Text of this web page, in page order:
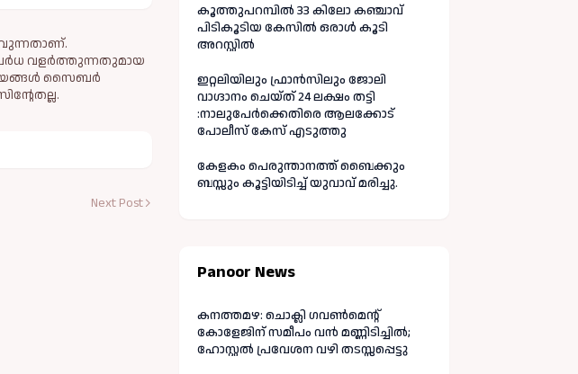
വളര്‍ത്തുന്നതുമായ
സൈബര്‍
Next Post
കൂത്തുപറമ്പിൽ 33 കിലോ കഞ്ചാവ്
പിടികൂടിയ കേസിൽ ഒരാൾ കൂടി
അറസ്റ്റിൽ
ഇറ്റലിയിലും ഫ്രാൻസിലും ജോലി
വാഗ്ദാനം ചെയ്ത് 24 ലക്ഷം തട്ടി
:നാലുപേർക്കെതിരെ ആലക്കോട്
പോലീസ് കേസ് എടുത്തു
കേളകം പെരുന്താനത്ത് ബൈക്കും
ബസ്സും കൂട്ടിയിടിച്ച് യുവാവ് മരിച്ചു.
Panoor News
കനത്തമഴ: ചൊക്ലി ഗവൺമെന്റ്
കോളേജിന് സമീപം വൻ മണ്ണിടിച്ചിൽ;
ഹോസ്റ്റൽ പ്രവേശന വഴി തടസ്സപ്പെട്ടു